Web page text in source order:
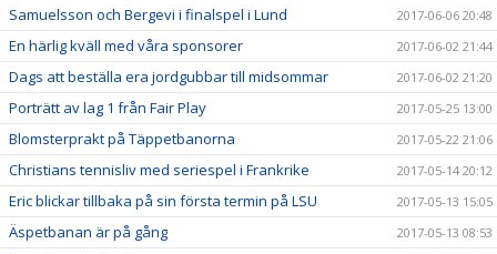
Samuelsson och Bergevi i finalspel i Lund 2017-06-06 20:48
En härlig kväll med våra sponsorer 2017-06-02 21:44
Dags att beställa era jordgubbar till midsommar 2017-06-02 21:20
Porträtt av lag 1 från Fair Play 2017-05-25 13:00
Blomsterprakt på Täppetbanorna 2017-05-22 21:06
Christians tennisliv med seriespel i Frankrike 2017-05-14 20:12
Eric blickar tillbaka på sin första termin på LSU 2017-05-13 15:05
Äspetbanan är på gång 2017-05-13 08:53